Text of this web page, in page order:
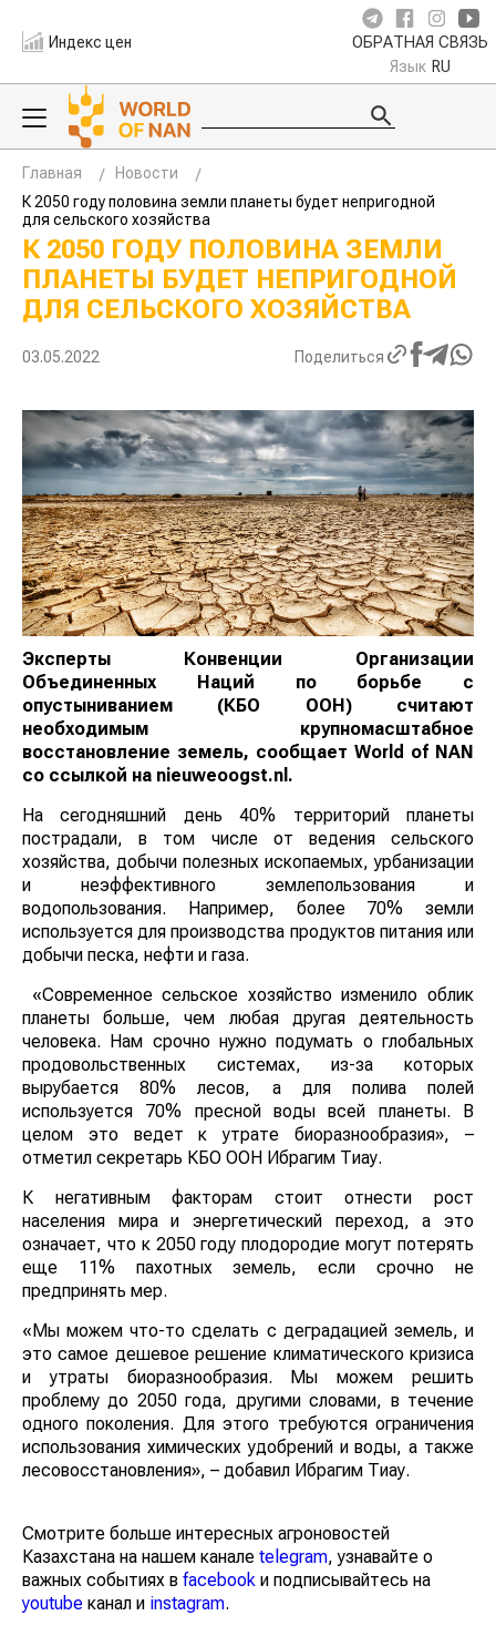
Индекс цен ОБРАТНАЯ СВЯЗЬ
Язык RU
Главная
Новости
К 2050 году половина земли планеты будет непригодной
для сельского хозяйства
К 2050 ГОДУ ПОЛОВИНА ЗЕМЛИ
ПЛАНЕТЫ БУДЕТ НЕПРИГОДНОЙ
ДЛЯ СЕЛЬСКОГО ХОЗЯЙСТВА
03.05.2022 Поделиться
Эксперты Конвенции Организации
Объединенных Наций по борьбе с
опустыниванием (КБО ООН) считают
необходимым крупномасштабное
восстановление земель, сообщает World of NAN
со ссылкой на nieuweoogst.nl.
На сегодняшний день 40% территорий планеты
пострадали, в том числе от ведения сельского
хозяйства, добычи полезных ископаемых, урбанизации
и неэффективного землепользования и
водопользования. Например, более 70% земли
используется для производства продуктов питания или
добычи песка, нефти и газа.
«Современное сельское хозяйство изменило облик
планеты больше, чем любая другая деятельность
человека. Нам срочно нужно подумать о глобальных
продовольственных системах, из-за которых
вырубается 80% лесов, а для полива полей
используется 70% пресной воды всей планеты. В
целом это ведет к утрате биоразнообразия», –
отметил секретарь КБО ООН Ибрагим Тиау.
К негативным факторам стоит отнести рост
населения мира и энергетический переход, а это
означает, что к 2050 году плодородие могут потерять
еще 11% пахотных земель, если срочно не
предпринять мер.
«Мы можем что-то сделать с деградацией земель, и
это самое дешевое решение климатического кризиса
и утраты биоразнообразия. Мы можем решить
проблему до 2050 года, другими словами, в течение
одного поколения. Для этого требуются ограничения
использования химических удобрений и воды, а также
лесовосстановления», – добавил Ибрагим Тиау.
Смотрите больше интересных агроновостей
Казахстана на нашем канале telegram, узнавайте о
важных событиях в facebook и подписывайтесь на
youtube канал и instagram.